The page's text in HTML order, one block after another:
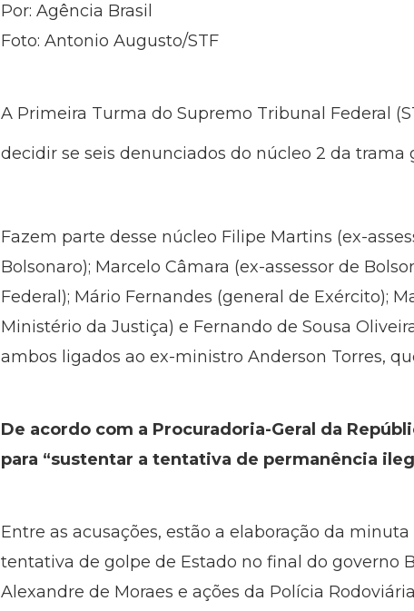
Por: Agência Brasil
Foto: Antonio Augusto/STF
A Primeira Turma do Supremo Tribunal Federal
decidir se seis denunciados do núcleo 2 da trama
Fazem parte desse núcleo Filipe Martins (ex-
Bolsonaro); Marcelo Câmara (ex-assessor de
Federal); Mário Fernandes (general de Exército);
Ministério da Justiça) e Fernando de Sousa
ambos ligados ao ex-ministro Anderson Torres,
De acordo com a Procuradoria-Geral da
para “sustentar a tentativa de permanência
Entre as acusações, estão a elaboração da
tentativa de golpe de Estado no final do governo
Alexandre de Moraes e ações da Polícia